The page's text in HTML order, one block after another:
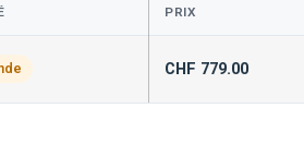
PRIX
CHF 779.00